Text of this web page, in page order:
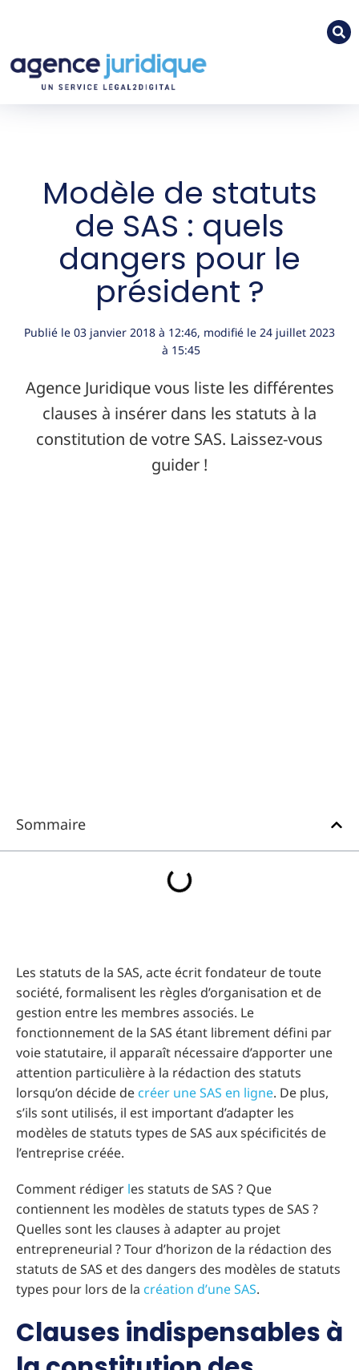
Modèle de statuts
de SAS : quels
dangers pour le
président ?
Publié le 03 janvier 2018 à 12:46, modifié le 24 juillet 2023
à 15:45
Agence Juridique vous liste les différentes
clauses à insérer dans les statuts à la
constitution de votre SAS. Laissez-vous
guider !
Sommaire
Les statuts de la SAS, acte écrit fondateur de toute
société, formalisent les règles d’organisation et de
gestion entre les membres associés. Le
fonctionnement de la SAS étant librement défini par
voie statutaire, il apparaît nécessaire d’apporter une
attention particulière à la rédaction des statuts
lorsqu’on décide de créer une SAS en ligne. De plus,
s’ils sont utilisés, il est important d’adapter les
modèles de statuts types de SAS aux spécificités de
l’entreprise créée.
Comment rédiger les statuts de SAS ? Que
contiennent les modèles de statuts types de SAS ?
Quelles sont les clauses à adapter au projet
entrepreneurial ? Tour d’horizon de la rédaction des
statuts de SAS et des dangers des modèles de statuts
types pour lors de la création d’une SAS.
Clauses indispensables à